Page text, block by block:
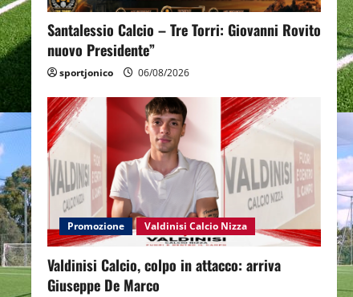
Santalessio Calcio – Tre Torri: Giovanni Rovito
nuovo Presidente”
sportjonico 06/08/2026
Promozione Valdinisi Calcio Nizza
Valdinisi Calcio, colpo in attacco: arriva
Giuseppe De Marco